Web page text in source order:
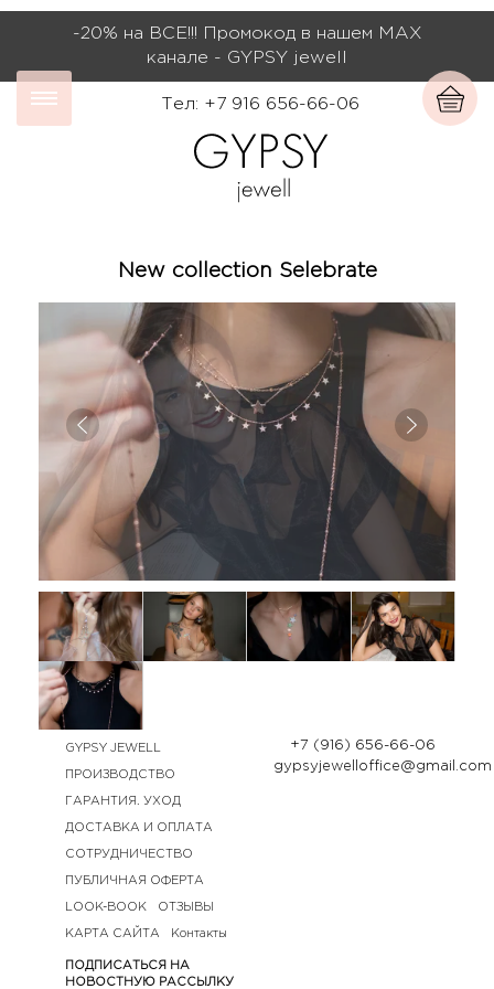
-20% на ВСЕ!!! Промокод в нашем МАХ
канале - GYPSY jewell
Тел: +7 916 656-66-06
New collection Selebrate
GYPSY JEWELL
ПРОИЗВОДСТВО
ГАРАНТИЯ. УХОД
ДОСТАВКА И ОПЛАТА
СОТРУДНИЧЕСТВО
ПУБЛИЧНАЯ ОФЕРТА
LOOK-BOOK ОТЗЫВЫ
КАРТА САЙТА Контакты
+7 (916) 656-66-06
gypsyjewelloffice@gmail.com
ПОДПИСАТЬСЯ НА
НОВОСТНУЮ РАССЫЛКУ